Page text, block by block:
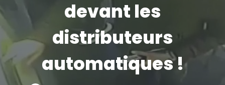
devant les
distributeurs
automatiques !